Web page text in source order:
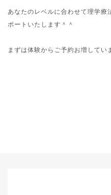
あなたのレベルに合わせて理学療
ポートいたします＾＾
まずは体験からご予約お増してい